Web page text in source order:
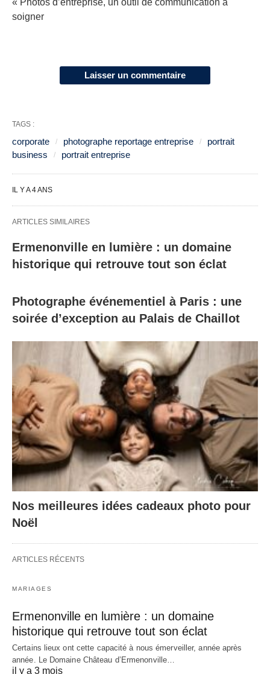
« Photos d’entreprise, un outil de communication à
soigner
Laisser un commentaire
TAGS :
corporate photographe reportage entreprise
portrait
business
portrait entreprise
IL Y A 4 ANS
ARTICLES SIMILAIRES
Ermenonville en lumière : un domaine
historique qui retrouve tout son éclat
Photographe événementiel à Paris : une
soirée d’exception au Palais de Chaillot
Nos meilleures idées cadeaux photo pour
Noël
ARTICLES RÉCENTS
MARIAGES
Ermenonville en lumière : un domaine
historique qui retrouve tout son éclat
Certains lieux ont cette capacité à nous émerveiller, année après
année. Le Domaine Château d’Ermenonville…
il y a 3 mois